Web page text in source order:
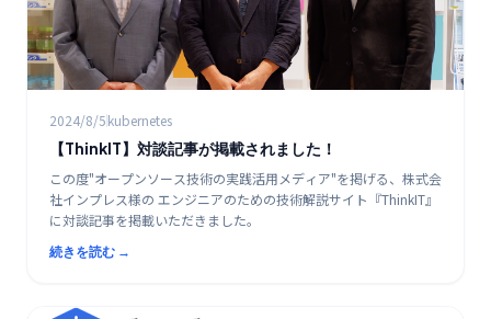
2024/8/5kubernetes
【ThinkIT】対談記事が掲載されました！
この度"オープンソース技術の実践活用メディア"を掲げる、株式会
社インプレス様の エンジニアのための技術解説サイト『ThinkIT』
に対談記事を掲載いただきました。
続きを読む →